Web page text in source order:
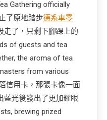
Gathering officially
了原地踏步德系車零
走了，只剩下腳踝上的
of guests and tea
the aroma of tea
from various
信用卡，那張卡像一面
藍光後發出了更加耀眼
brewing prized